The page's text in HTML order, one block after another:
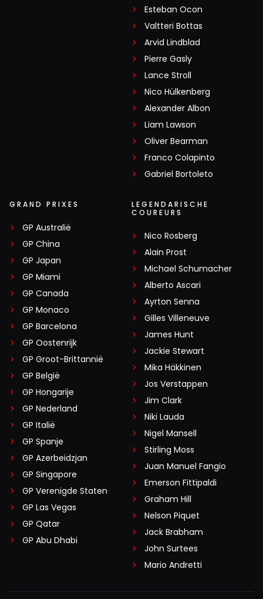
Esteban Ocon
Valtteri Bottas
Arvid Lindblad
Pierre Gasly
Lance Stroll
Nico Hülkenberg
Alexander Albon
Liam Lawson
Oliver Bearman
Franco Colapinto
Gabriel Bortoleto
GRAND PRIXES
GP Australië
GP China
GP Japan
GP Miami
GP Canada
GP Monaco
GP Barcelona
GP Oostenrijk
GP Groot-Brittannië
GP België
GP Hongarije
GP Nederland
GP Italië
GP Spanje
GP Azerbeidzjan
GP Singapore
GP Verenigde Staten
GP Las Vegas
GP Qatar
GP Abu Dhabi
LEGENDARISCHE
COUREURS
Nico Rosberg
Alain Prost
Michael Schumacher
Alberto Ascari
Ayrton Senna
Gilles Villeneuve
James Hunt
Jackie Stewart
Mika Häkkinen
Jos Verstappen
Jim Clark
Niki Lauda
Nigel Mansell
Stirling Moss
Juan Manuel Fangio
Emerson Fittipaldi
Graham Hill
Nelson Piquet
Jack Brabham
John Surtees
Mario Andretti